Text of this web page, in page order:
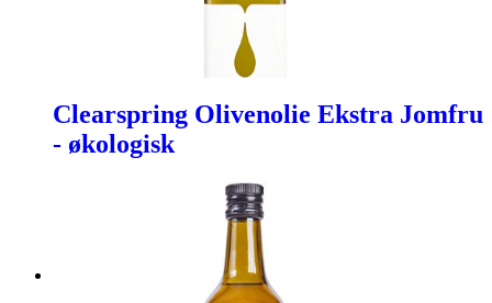
Clearspring Olivenolie Ekstra Jomfru
- økologisk